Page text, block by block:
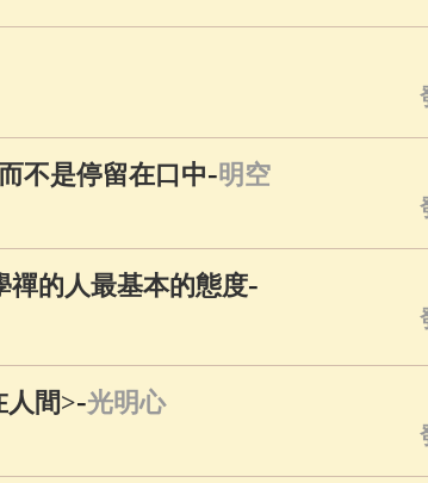
不是停留在口中-明空
禪的人最基本的態度-
人間>-光明心